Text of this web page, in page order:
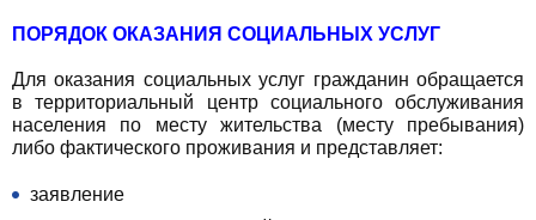
ПОРЯДОК ОКАЗАНИЯ СОЦИАЛЬНЫХ УСЛУГ
Для оказания социальных услуг гражданин обращается
в территориальный центр социального обслуживания
населения по месту жительства (месту пребывания)
либо фактического проживания и представляет:
заявление